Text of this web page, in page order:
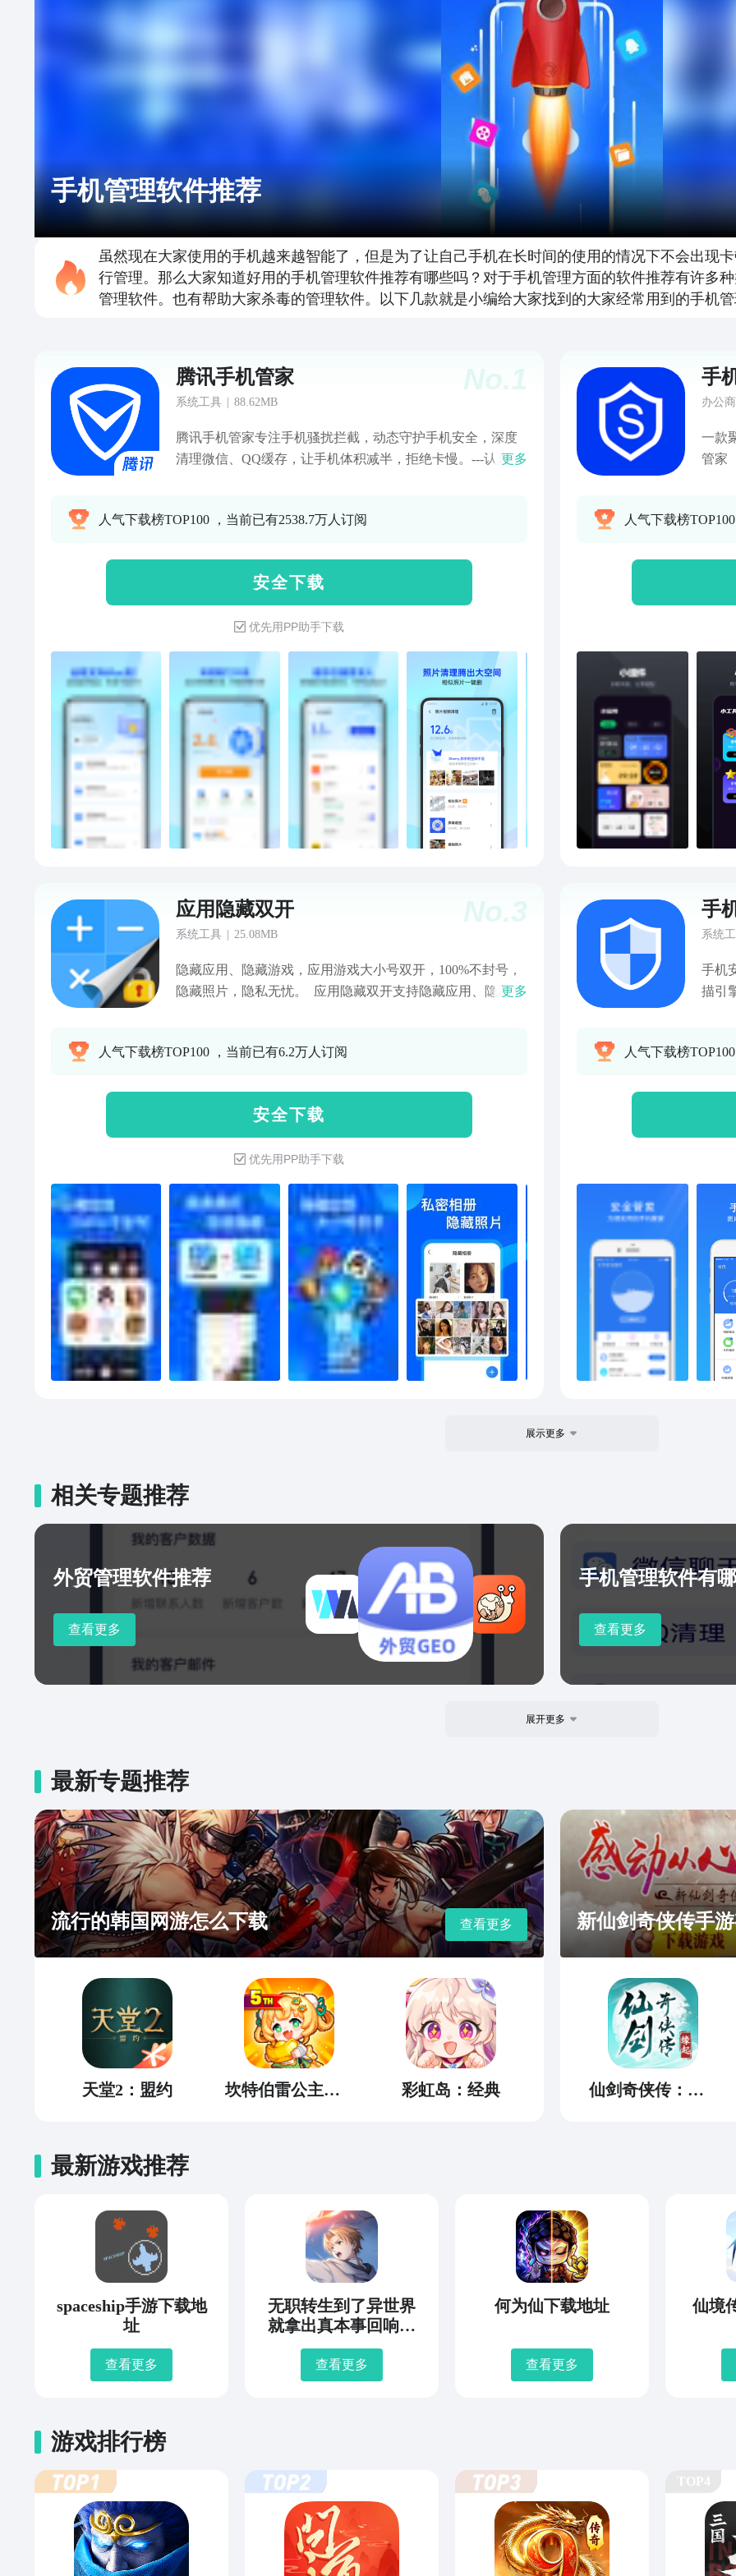
手机管理软件推荐
虽然现在大家使用的手机越来越智能了，但是为了让自己手机在长时间的使用的情况下不会出现
行管理。那么大家知道好用的手机管理软件推荐有哪些吗？对于手机管理方面的软件推荐有许多
管理软件。也有帮助大家杀毒的管理软件。以下几款就是小编给大家找到的大家经常用到的手机
No.1
腾讯手机管家
系统工具 88.62MB
腾讯手机管家专注手机骚扰拦截，动态守护手机安全，深度
清理微信、QQ缓存，让手机体积减半，拒绝卡慢。---认真服
加速】清理加速能力升级，释放空间告别卡慢【微信清理】
查杀】安全防护全新升级，软件云查风险提醒【隐私保险
箱】个性化守护的您的个人隐私【安全可靠】病毒、系统、
充电检测360度安全护航
更多
人气下载榜TOP100 ，当前已有2538.7万人订阅
安 全 下 载
优先用PP助手下载
手
办公
一款
管家
人气下载榜
No.3
应用隐藏双开
系统工具 25.08MB
隐藏应用、隐藏游戏，应用游戏大小号双开，100%不封号，
隐藏照片，隐私无忧。 应用隐藏双开支持隐藏应用、隐藏游
伪装成计算器，在计算器中输入相应的数字安全码后进入隐
中实现隐藏照片； 【功能优势】 1、完美运行和平吃鸡等所
有游戏，100%不封号； 2、自身伪装隐藏（伪装成计算器，
彻底隐藏）； 3、应用游戏双开，大小号挂机； 4、隐藏相
册，完美隐藏照片； 5、返回桌面自动隐藏图标； 6、手机屏
幕朝下时返回桌面并自动隐藏图标； 7、“我在查资料”功能实
现任意应用界面的快速切换（快速切换到浏览器并打开百
度）； 【适用场景】 1、隐藏应用； 2、隐藏游戏； 3、大小
号双开； 4、隐藏照片； 5、微信分身双开； 6、任您发挥！
更多
人气下载榜TOP100 ，当前已有6.2万人订阅
安 全 下 载
优先用PP助手下载
手
系统
手机
描引
度。
隐私
描】
理
图
的
内
费
册
片、
人气下载榜
展示更多
相关专题推荐
外贸管理软件推荐
查看更多
手机管理软件有
查看更多
展开更多
最新专题推荐
流行的韩国网游怎么下载 查看更多
天堂2：盟约 坎特伯雷公主与骑士唤醒冠军之剑的奇幻冒险 彩虹岛：经典
新仙剑奇侠传手
仙剑奇侠传：缘起
最新游戏推荐
spaceship手游下载地
址
查看更多
无职转生到了异世界
就拿出真本事回响编
年史下载地址
查看更多
何为仙下载地址
查看更多
仙境
游戏排行榜